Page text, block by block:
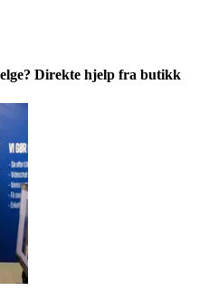
Direkte hjelp fra butikk